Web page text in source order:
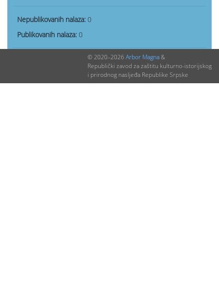
Nepublikovanih nalaza: 0
Publikovanih nalaza: 0
© 2020–2026 Arbor Magna&
Republički zavod za zaštitu kulturno-istorijskog
i prirodnog nasljeđa Republike Srpske